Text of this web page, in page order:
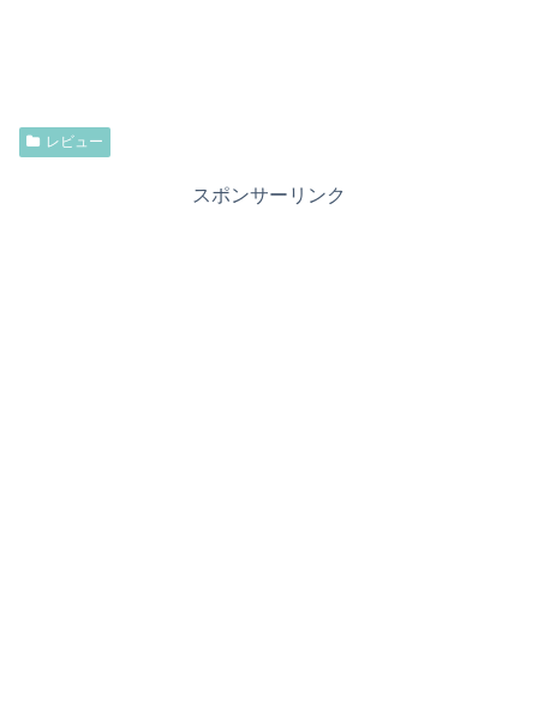
レビュー
スポンサーリンク